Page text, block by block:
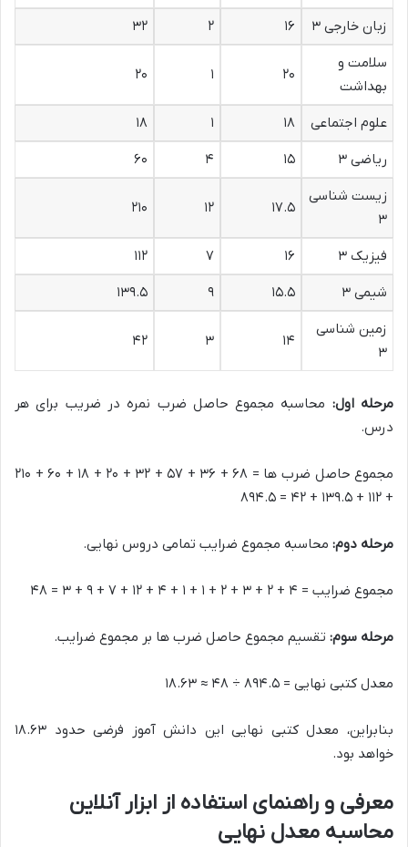
زبان خارجی ۳
۱۶ ۲
۳۲
سلامت و
بهداشت
۲۰ ۱ ۲۰
علوم اجتماعی ۱۸ ۱
۱۸
ریاضی ۳
۱۵ ۴
۶۰
زیست شناسی
۳
۱۷.۵ ۱۲ ۲۱۰
فیزیک ۳ ۱۶ ۷
۱۱۲
شیمی ۳
۱۵.۵ ۹
۱۳۹.۵
زمین شناسی
۳
۱۴ ۳ ۴۲
مرحله اول: محاسبه مجموع حاصل ضرب نمره در ضریب برای هر
درس.
مجموع حاصل ضرب ها = ۶۸ + ۳۶ + ۵۷ + ۳۲ + ۲۰ + ۱۸ + ۶۰ + ۲۱۰
+ ۱۱۲ + ۱۳۹.۵ + ۴۲ = ۸۹۴.۵
مرحله دوم: محاسبه مجموع ضرایب تمامی دروس نهایی.
مجموع ضرایب = ۴ + ۲ + ۳ + ۲ + ۱ + ۱ + ۴ + ۱۲ + ۷ + ۹ + ۳ = ۴۸
مرحله سوم: تقسیم مجموع حاصل ضرب ها بر مجموع ضرایب.
معدل کتبی نهایی = ۸۹۴.۵ ÷ ۴۸ ≈ ۱۸.۶۳
بنابراین، معدل کتبی نهایی این دانش آموز فرضی حدود ۱۸.۶۳
خواهد بود.
معرفی و راهنمای استفاده از ابزار آنلاین
محاسبه معدل نهایی